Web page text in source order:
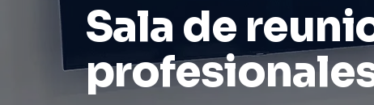
Sala de